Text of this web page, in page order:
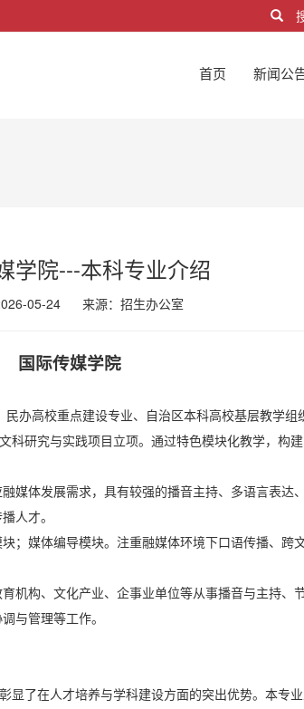
首页 新闻公
学院---本科专业介绍
05-24 来源： 招生办公室
国际传媒学院
办高校重点建设专业、自治区本科高校基层教学组
科研究与实践项目立项。通过特色模块化教学，构
媒体发展需求，具有较强的播音主持、多语言表达
人才。
；媒体编导模块。注重融媒体环境下口语传播、跨
机构、文化产业、企事业单位等从事播音与主持、
与管理等工作。
显了在人才培养与学科建设方面的突出优势。本专